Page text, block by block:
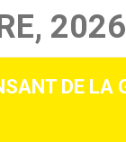
2026
DE LA